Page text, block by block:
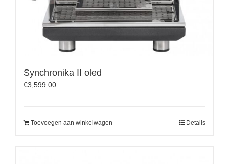
Synchronika II oled
€3,599.00
Toevoegen aan winkelwagen Details